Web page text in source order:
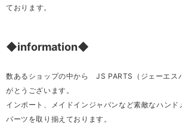
ております。
◆information◆
数あるショップの中から JS PARTS（ジェーエス
がとうございます。
インポート、メイドインジャパンなど素敵なハンド
パーツを取り揃えております。